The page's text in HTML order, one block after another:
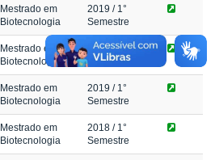
Mestrado em
Biotecnologia
2019 / 1°
Semestre
Mestrado em
Biotecnologia
2019/ 1°
Semestre
Mestrado em
Biotecnologia
2019 / 1°
Semestre
Mestrado em
Biotecnologia
2018 / 1°
Semestre